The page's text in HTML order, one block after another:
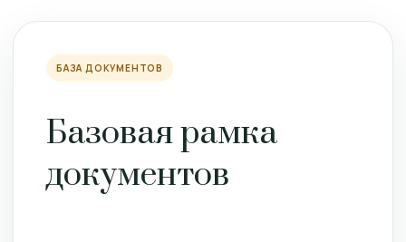
БАЗА ДОКУМЕНТОВ
Базовая рамка
документов